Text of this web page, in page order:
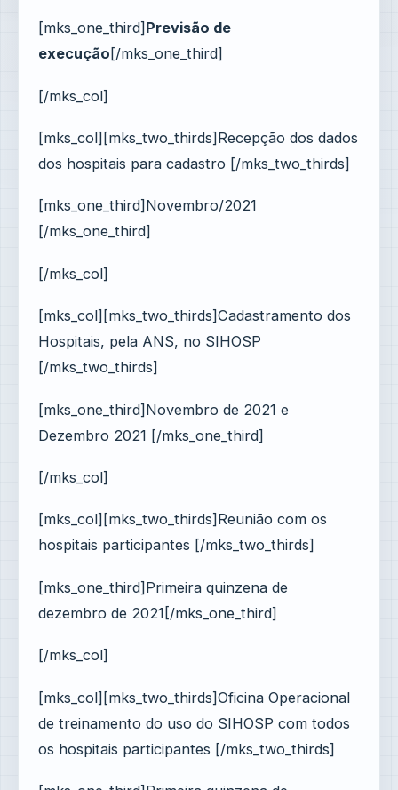
[mks_one_third] Previsão de
execução [/mks_one_third]
[/mks_col]
[mks_col][mks_two_thirds]Recepção dos dados
dos hospitais para cadastro [/mks_two_thirds]
[mks_one_third]Novembro/2021
[/mks_one_third]
[/mks_col]
[mks_col][mks_two_thirds]Cadastramento dos
Hospitais, pela ANS, no SIHOSP
[/mks_two_thirds]
[mks_one_third]Novembro de 2021 e
Dezembro 2021 [/mks_one_third]
[/mks_col]
[mks_col][mks_two_thirds]Reunião com os
hospitais participantes [/mks_two_thirds]
[mks_one_third]Primeira quinzena de
dezembro de 2021[/mks_one_third]
[/mks_col]
[mks_col][mks_two_thirds]Oficina Operacional
de treinamento do uso do SIHOSP com todos
os hospitais participantes [/mks_two_thirds]